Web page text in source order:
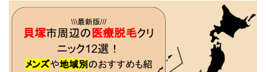
都道府県 検索
メンズ脱毛